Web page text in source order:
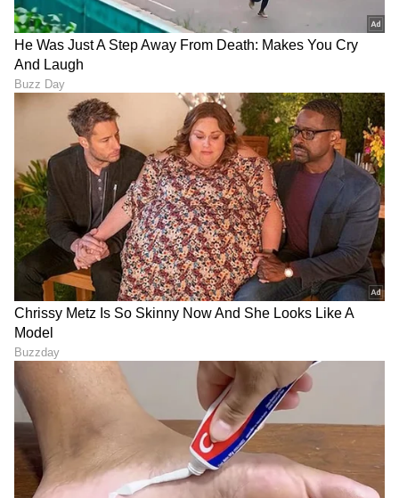
8
ರಾಕೇಶ್ ರೋಷನ್
ಖ್ಯಾತ ನಟ ಮತ್ತು ನಿರ್ದೇಶಕ ರಾಕೇಶ್ ರೋಷನ್ ತಮ್ಮ
ಚಿತ್ರಗಳನ್ನು ಕೆ ಅಕ್ಷರದೊಂದಿಗೆ ಹೆಸರಿಸುತ್ತಾರೆ. ಅವರು ತಮ್ಮ
ಚಿತ್ರಗಳಿಗೆ 'ಕೆ' ಅಕ್ಷರದಿಂದ ಮಾತ್ರ ಹೆಸರಿಡುತ್ತಾರೆ.
LATEST VIDEOS